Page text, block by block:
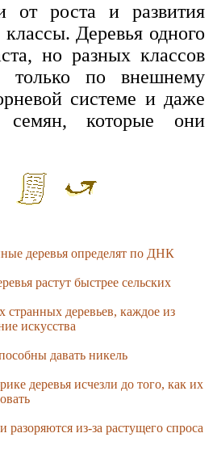
от роста и развития
классы. Деревья одного
но разных классов
только по внешнему
системе и даже
семян, которые они
деревья определят по ДНК
растут быстрее сельских
странных деревьев, каждое из
искусства
давать никель
деревья исчезли до того, как их
из-за растущего спроса